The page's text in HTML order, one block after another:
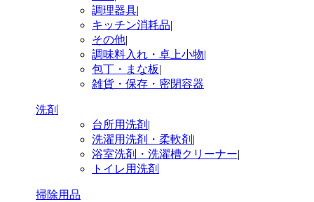
調理器具|
キッチン消耗品|
その他|
調味料入れ・卓上小物|
包丁・まな板|
雑貨・保存・密閉容器
洗剤
台所用洗剤 |
洗濯用洗剤・柔軟剤 |
浴室洗剤・洗濯槽クリーナー|
トイレ用洗剤
掃除用品